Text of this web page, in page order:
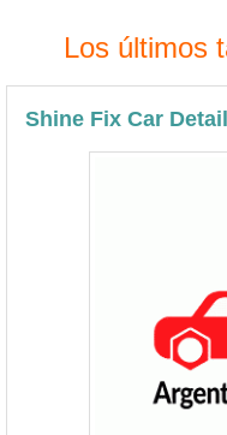
Los últimos
Shine Fix Car